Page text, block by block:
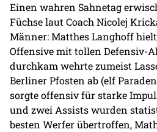
Einen wahren Sahnetag
Füchse laut Coach Nicolej
Männer: Matthes Langhoff
Offensive mit tollen Defensiv-
durchkam wehrte zumeist
Berliner Pfosten ab (elf
sorgte offensiv für starke
und zwei Assists wurden
besten Werfer übertroffen,